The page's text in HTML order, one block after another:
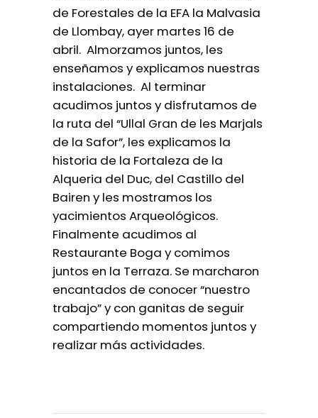
de Forestales de la EFA la Malvasia
de Llombay, ayer martes 16 de
abril. Almorzamos juntos, les
enseñamos y explicamos nuestras
instalaciones. Al terminar
acudimos juntos y disfrutamos de
la ruta del “Ullal Gran de les Marjals
de la Safor”, les explicamos la
historia de la Fortaleza de la
Alqueria del Duc, del Castillo del
Bairen y les mostramos los
yacimientos Arqueológicos.
Finalmente acudimos al
Restaurante Boga y comimos
juntos en la Terraza. Se marcharon
encantados de conocer “nuestro
trabajo” y con ganitas de seguir
compartiendo momentos juntos y
realizar más actividades.